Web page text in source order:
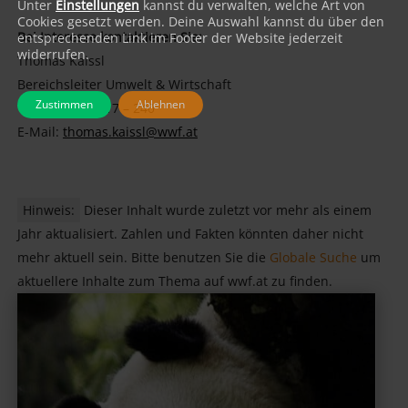
Bei Interesse kontaktieren Sie:
Thomas Kaissl
Bereichsleiter Umwelt & Wirtschaft
Tel.: +43 1 48817 – 240
E-Mail: thomas.kaissl@wwf.at
Hinweis:
Dieser Inhalt wurde zuletzt vor mehr als einem
Jahr aktualisiert. Zahlen und Fakten könnten daher nicht
mehr aktuell sein. Bitte benutzen Sie die Globale Suche um
aktuellere Inhalte zum Thema auf wwf.at zu finden.
Unter Einstellungen kannst du verwalten, welche Art von
Cookies gesetzt werden. Deine Auswahl kannst du über den
entsprechenden Link im Footer der Website jederzeit
widerrufen.
Zustimmen Ablehnen